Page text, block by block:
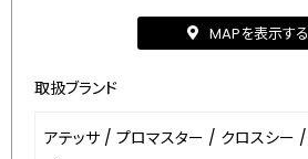
MAPを表示する
取扱ブランド
アテッサ / プロマスター / クロスシー /